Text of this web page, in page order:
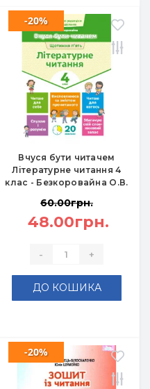
Вчуся бути читачем
Літературне читання 4
клас - Безкоровайна О.В.
-20%
60.00грн.
48.00грн.
- +
ДО КОШИКА
-20%